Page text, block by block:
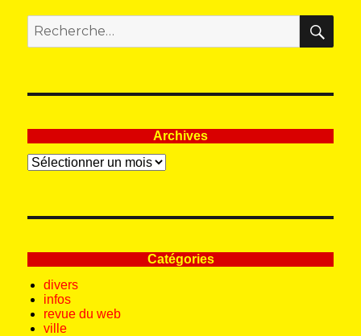
pour
:
Archives
Archives
Catégories
divers
infos
revue du web
ville